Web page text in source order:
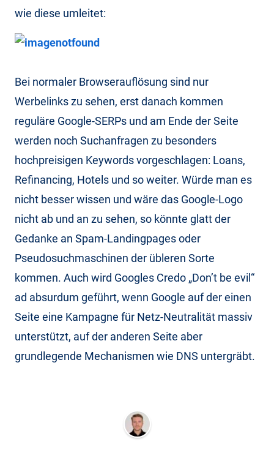
wie diese umleitet:
Bei normaler Browserauflösung sind nur
Werbelinks zu sehen, erst danach kommen
reguläre Google-SERPs und am Ende der Seite
werden noch Suchanfragen zu besonders
hochpreisigen Keywords vorgeschlagen: Loans,
Refinancing, Hotels und so weiter. Würde man es
nicht besser wissen und wäre das Google-Logo
nicht ab und an zu sehen, so könnte glatt der
Gedanke an Spam-Landingpages oder
Pseudosuchmaschinen der übleren Sorte
kommen. Auch wird Googles Credo „Don’t be evil“
ad absurdum geführt, wenn Google auf der einen
Seite eine Kampagne für Netz-Neutralität massiv
unterstützt, auf der anderen Seite aber
grundlegende Mechanismen wie DNS untergräbt.